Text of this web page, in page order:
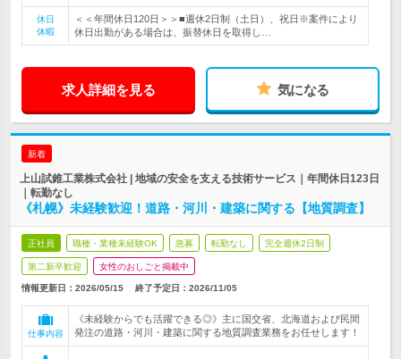
休日
休暇
＜＜年間休日120日＞＞■週休2日制（土日）、祝日※案件により
休日出勤がある場合は、振替休日を取得し…
求人詳細を見る 気になる
新着
上山試錐工業株式会社 | 地域の安全を支える技術サービス｜年間休日123日
｜転勤なし
《札幌》未経験歓迎！道路・河川・建築に関する【地質調査】
正社員 職種・業種未経験OK 急募 転勤なし 完全週休2日制
第二新卒歓迎 女性のおしごと掲載中
情報更新日：2026/05/15 終了予定日： 2026/11/05
仕事内容
《未経験からでも活躍できる◎》主に国交省、北海道および民間
発注の道路・河川・建築に関する地質調査業務をお任せします！